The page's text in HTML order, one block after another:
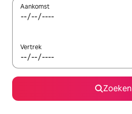
Aankomst
Vertrek
Zoeken